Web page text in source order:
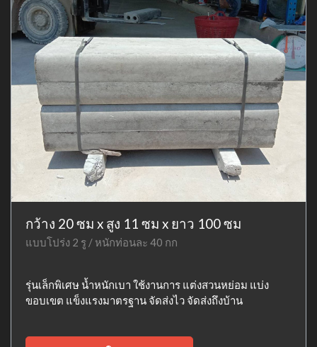
กว้าง 20 ซม x สูง 11 ซม x ยาว 100 ซม
แบบโปร่ง 2 รู / หนักท่อนละ 40 กก
รุ่นเล็กพิเศษ น้ำหนักเบา ใช้งานการ แต่งสวนหย่อม แบ่ง
ขอบเขต แข็งแรงมาตรฐาน จัดส่งไว จัดส่งถึงบ้าน